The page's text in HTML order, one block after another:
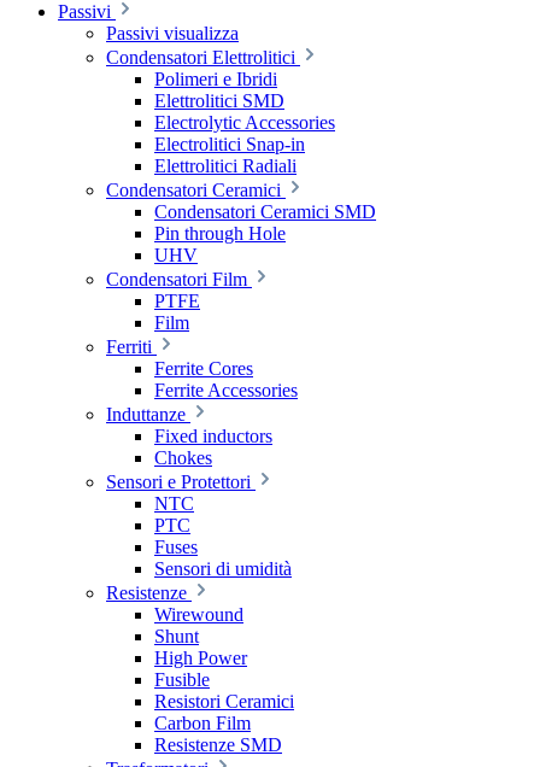
Passivi
Passivi visualizza
Condensatori Elettrolitici
Polimeri e Ibridi
Elettrolitici SMD
Electrolytic Accessories
Electrolitici Snap-in
Elettrolitici Radiali
Condensatori Ceramici
Condensatori Ceramici SMD
Pin through Hole
UHV
Condensatori Film
PTFE
Film
Ferriti
Ferrite Cores
Ferrite Accessories
Induttanze
Fixed inductors
Chokes
Sensori e Protettori
NTC
PTC
Fuses
Sensori di umidità
Resistenze
Wirewound
Shunt
High Power
Fusible
Resistori Ceramici
Carbon Film
Resistenze SMD